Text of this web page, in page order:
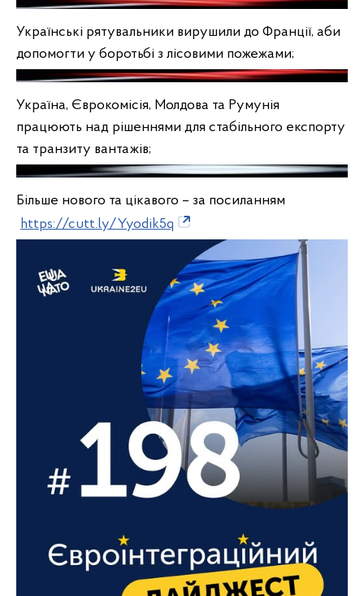
Українські рятувальники вирушили до Франції, аби
допомогти у боротьбі з лісовими пожежами;
Україна, Єврокомісія, Молдова та Румунія
працюють над рішеннями для стабільного експорту
та транзиту вантажів;
Більше нового та цікавого – за посиланням
https://cutt.ly/Yyodik5q